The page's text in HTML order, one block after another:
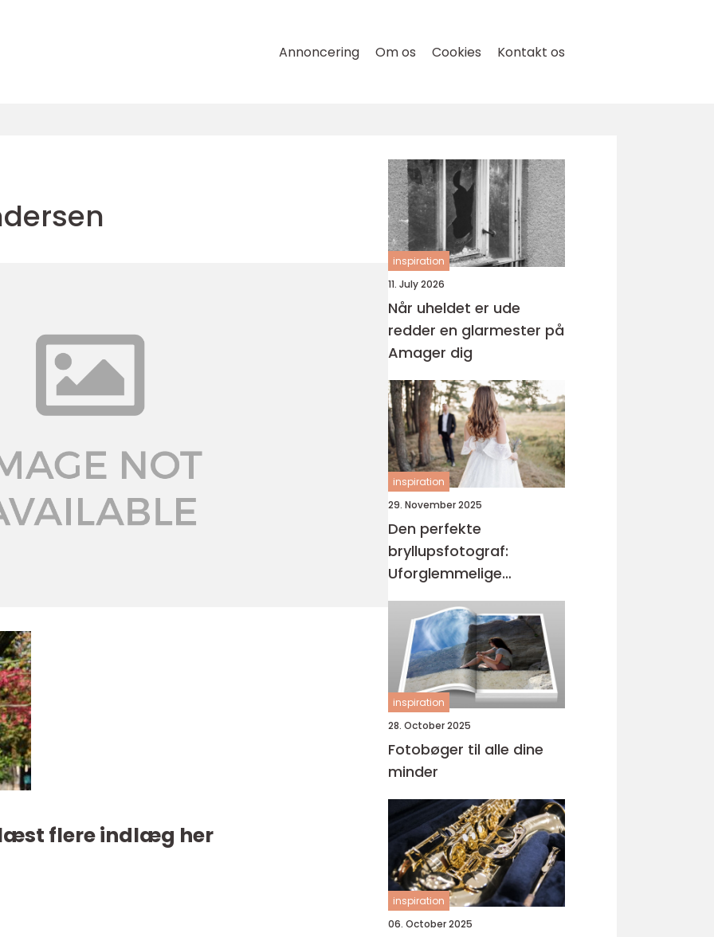
Annoncering Om os Cookies Kontakt os
flere indlæg her
inspiration
11. July 2026
Når uheldet er ude
redder en glarmester på
Amager dig
inspiration
29. November 2025
Den perfekte
bryllupsfotograf:
Uforglemmelige
øjeblikke
inspiration
28. October 2025
Fotobøger til alle dine
minder
inspiration
06. October 2025